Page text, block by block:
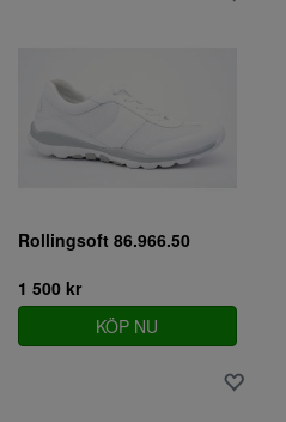
Rollingsoft 86.966.50
1 500 kr
KÖP NU